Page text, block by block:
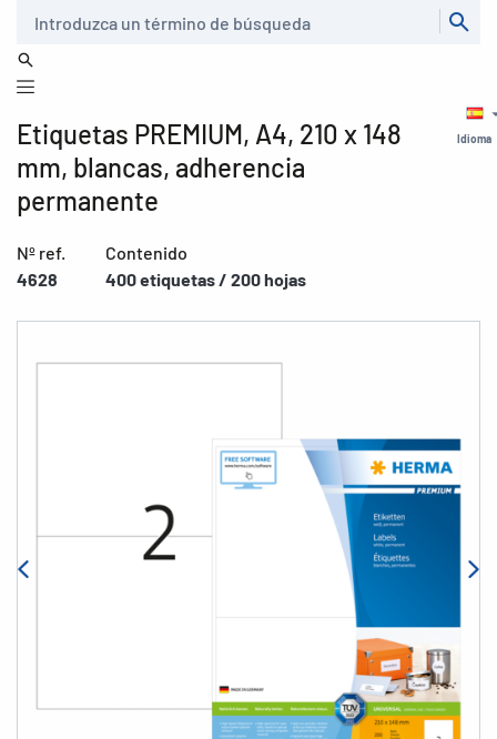
Idioma
Etiquetas PREMIUM, A4, 210 x 148
mm, blancas, adherencia
permanente
Nº ref.
4628
Contenido
400 etiquetas / 200 hojas